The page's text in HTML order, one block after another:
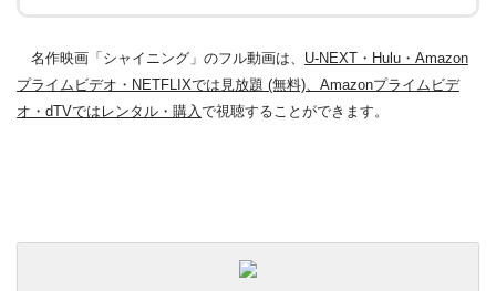
名作映画「シャイニング」のフル動画は、 U-NEXT・Hulu・Amazon
プライムビデオ・NETFLIXでは見放題 (無料)、Amazonプライムビデ
オ・dTVではレンタル・購入で視聴することができます。